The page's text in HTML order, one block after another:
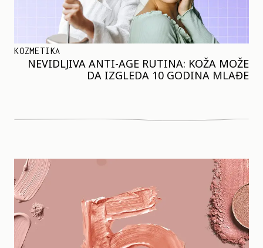
KOZMETIKA
NEVIDLJIVA ANTI-AGE RUTINA: KOŽA MOŽE
DA IZGLEDA 10 GODINA MLAĐE